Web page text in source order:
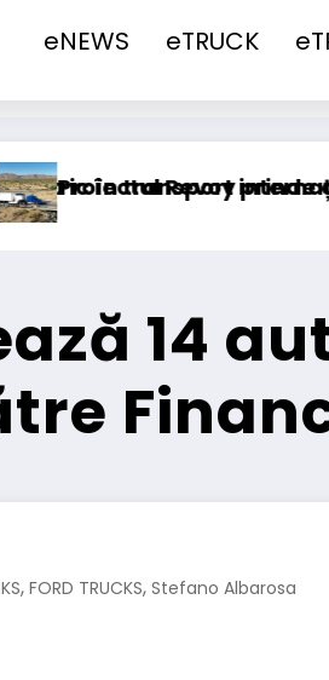
eNEWS eTRUCK
Ford Trucks livrează
Sailun își extinde
14
, FORD TRUCKS, Stefano Albarosa